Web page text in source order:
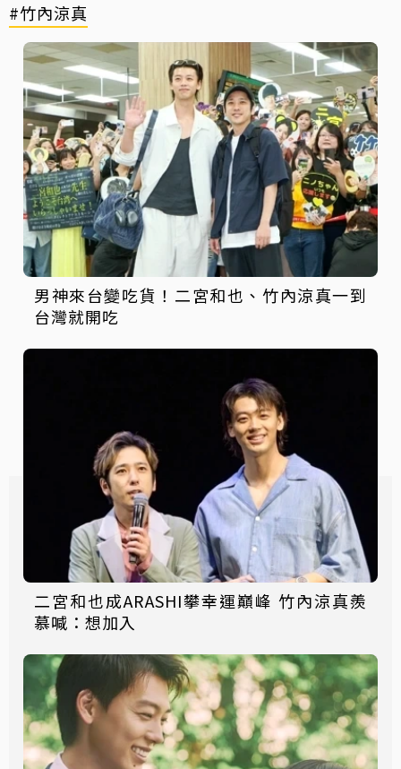
#竹內涼真
男神來台變吃貨！二宮和也、竹內涼真一到
台灣就開吃
二宮和也成ARASHI攀幸運巔峰 竹內涼真羨
慕喊：想加入